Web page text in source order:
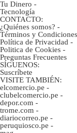
Tu Dinero -
Tecnología
CONTACTO:
¿Quiénes somos? -
Términos y Condiciones
Política de Privacidad -
Politica de Cookies -
Preguntas Frecuentes
SÍGUENOS:
Suscríbete
VISITE TAMBIÉN:
elcomercio.pe -
clubelcomercio.pe -
depor.com -
trome.com -
diariocorreo.pe -
peruquiosco.pe -